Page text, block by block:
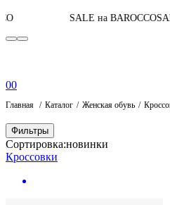
SALE на BAROCCOSALE на
00
Главная Каталог Женская обувь
Фильтры
Сортировка:новинки
Кроссовки